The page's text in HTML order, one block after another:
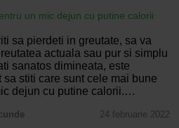
un mic dejun cu putine calorii
sa pierdeti in greutate, sa va
actuala sau pur si simplu
sanatos dimineata, este
sa stiti care sunt cele mai bune
dejun cu putine calorii.…
24 februarie 2022